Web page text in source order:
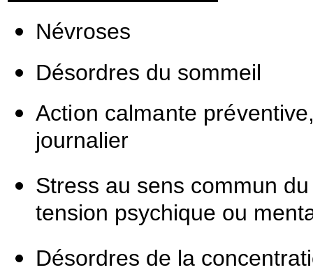
Névroses
Désordres du sommeil
Action calmante
journalier
Stress au sens commun
tension psychique ou
Désordres de la